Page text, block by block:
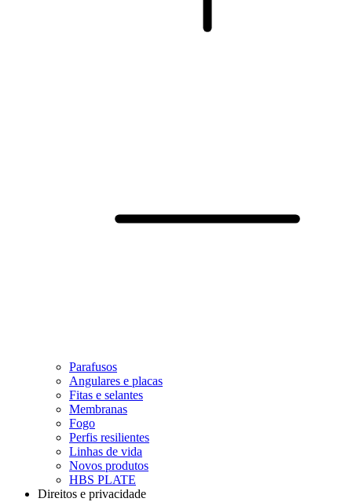
Parafusos
Angulares e placas
Fitas e selantes
Membranas
Fogo
Perfis resilientes
Linhas de vida
Novos produtos
HBS PLATE
Direitos e privacidade